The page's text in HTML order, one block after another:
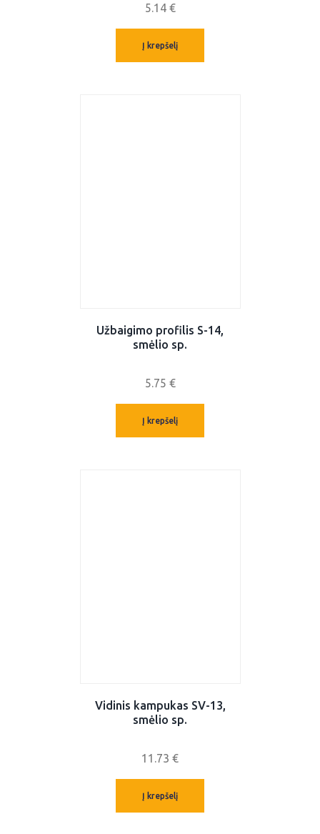
5.14 €
Į krepšelį
Užbaigimo profilis S-14,
smėlio sp.
5.75 €
Į krepšelį
Vidinis kampukas SV-13,
smėlio sp.
11.73 €
Į krepšelį